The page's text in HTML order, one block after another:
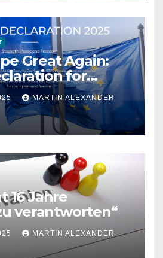
Great Again:
for
and
MARTIN ALEXANDER
16 Jahre
verantworten“
MARTIN ALEXANDER